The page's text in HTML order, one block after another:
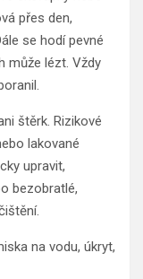
přes den,
se hodí pevné
může lézt. Vždy
štěrk. Rizikové
lakované
upravit,
bezobratlé,
na vodu, úkryt,